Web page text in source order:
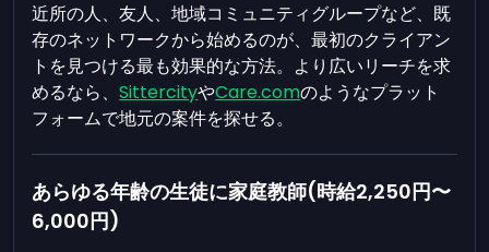
近所の人、友人、地域コミュニティグループなど、既
存のネットワークから始めるのが、最初のクライアン
トを見つける最も効果的な方法。より広いリーチを求
めるなら、SittercityやCare.comのようなプラット
フォームで地元の案件を探せる。
あらゆる年齢の生徒に家庭教師(時給2,250円〜
6,000円)